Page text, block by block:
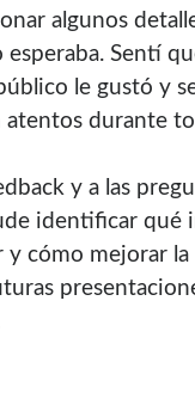
algunos
Sentí
le gustó y
durante
y a las
identificar qué
y cómo mejorar